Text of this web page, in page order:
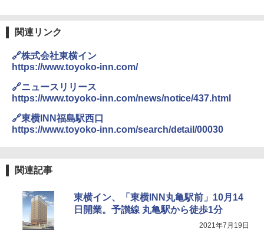
A09 地球の歩き方 イタリア 2026～2027 地
球の歩き方A ヨーロッパ
￥2,479
￥2,277
ENDLESS BASE 《めざましテレビで紹介》
テント ワンタッチ RENEW 幅200 2-3人用 43
￥5,999
[キャンパーズコレクション 山善] 傘みたいに
￥9,990
[キャンパーズコレクション 山善] 傘みたいに
￥6,459
熊撃退スプレー 熊よけスプレー 熊スプレー
【日本企業販売】超強力クマ対策スプレー 30
0ml（連続噴射30秒）110ml（連続噴射15
秒）射程5～10m 安全ロック搭載 携帯収納袋
￥3,680
着替えテント トイレテント 透けない【換気
関連リンク
🔗株式会社東横イン
https://www.toyoko-inn.com/
🔗ニュースリリース
https://www.toyoko-inn.com/news/notice/437.html
🔗東横INN福島駅西口
https://www.toyoko-inn.com/search/detail/00030
関連記事
東横イン、「東横INN丸亀駅前」10月14
日開業。予讃線 丸亀駅から徒歩1分
2021年7月19日